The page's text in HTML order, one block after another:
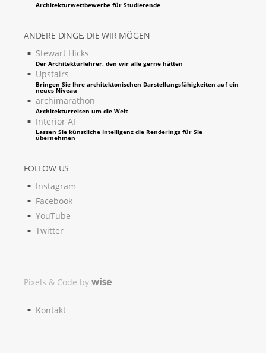
Architekturwettbewerbe für Studierende
ANDERE DINGE, DIE WIR MÖGEN
Stewart Hicks
Der Architekturlehrer, den wir alle gerne hätten
Upstairs
Bringen Sie Ihre architektonischen Darstellungsfähigkeiten auf ein
neues Niveau
archimarathon
Architekturreisen um die Welt
Interior AI
Lassen Sie künstliche Intelligenz die Renderings für Sie
übernehmen
FOLLOW US
Instagram
Facebook
YouTube
Twitter
Pixels & Code by
Kontakt